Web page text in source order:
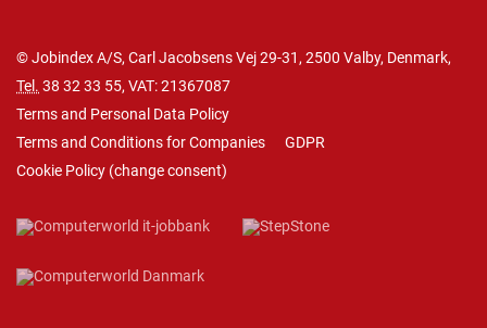
© Jobindex A/S, Carl Jacobsens Vej 29-31, 2500 Valby, Denmark,
Tel. 38 32 33 55, VAT: 21367087
Terms and Personal Data Policy
Terms and Conditions for Companies
GDPR
Cookie Policy (change consent)